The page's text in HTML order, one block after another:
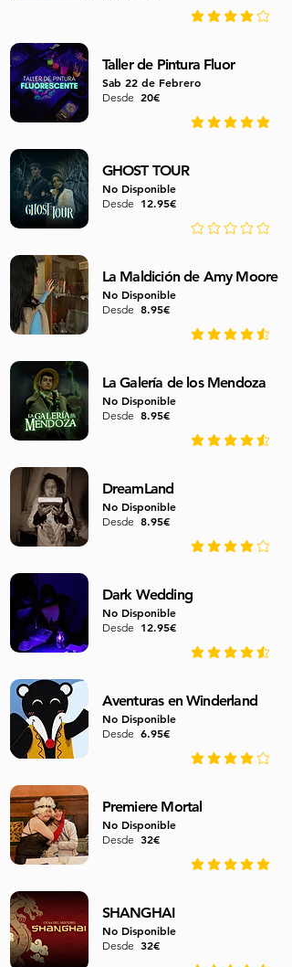
average
Taller de Pintura Fluor
average
Sab 22 de Febrero
Desde 20€
GHOST TOUR
No ratings
No Disponible
Desde 12.95€
La Maldición de Amy Moore
average
No Disponible
Desde 8.95€
La Galería de los Mendoza
average
No Disponible
Desde 8.95€
DreamLand
average
No Disponible
Desde 8.95€
Dark Wedding
average
No Disponible
Desde 12.95€
Aventuras en Winderland
average
No Disponible
Desde 6.95€
Premiere Mortal
average
No Disponible
Desde 32€
SHANGHAI
No Disponible
Desde 32€